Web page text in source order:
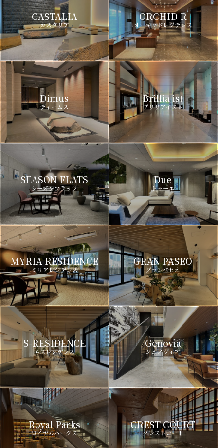
CASTALIA
カスタリア
ORCHID R
オーキッドレジデンス
Dimus
ディームス
Brillia ist
ブリリアイスト
SEASON FLATS
シーズンフラッツ
Due
ドゥーエ
MYRIA RESIDENCE
ミリアレジデンス
GRAN PASEO
グランパセオ
S-RESIDENCE
エスレジデンス
Genovia
ジェノヴィア
Royal Parks
ロイヤルパークス
CREST COURT
クレストコート